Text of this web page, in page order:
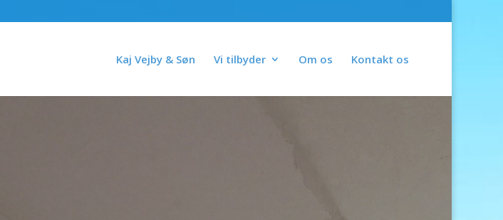
Kaj Vejby & Søn Vi tilbyder Om os Kontakt os